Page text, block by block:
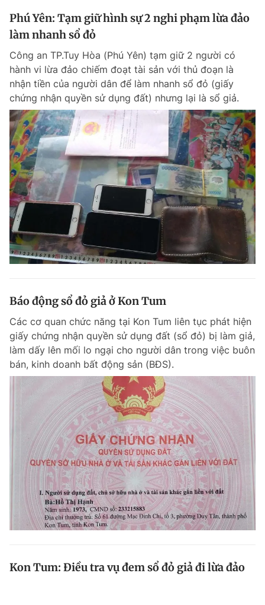
Phú Yên: Tạm giữ hình sự 2 nghi phạm lừa đảo
làm nhanh sổ đỏ
Công an TP.Tuy Hòa (Phú Yên) tạm giữ 2 người có
hành vi lừa đảo chiếm đoạt tài sản với thủ đoạn là
nhận tiền của người dân để làm nhanh sổ đỏ (giấy
chứng nhận quyền sử dụng đất) nhưng lại là sổ giả.
Báo động sổ đỏ giả ở Kon Tum
Các cơ quan chức năng tại Kon Tum liên tục phát hiện
giấy chứng nhận quyền sử dụng đất (sổ đỏ) bị làm giả,
làm dấy lên mối lo ngại cho người dân trong việc buôn
bán, kinh doanh bất động sản (BĐS).
Kon Tum: Điều tra vụ đem sổ đỏ giả đi lừa đảo